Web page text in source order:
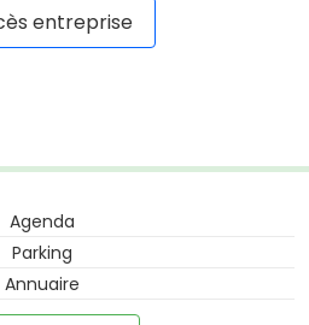
entreprise
Agenda
Parking
Annuaire